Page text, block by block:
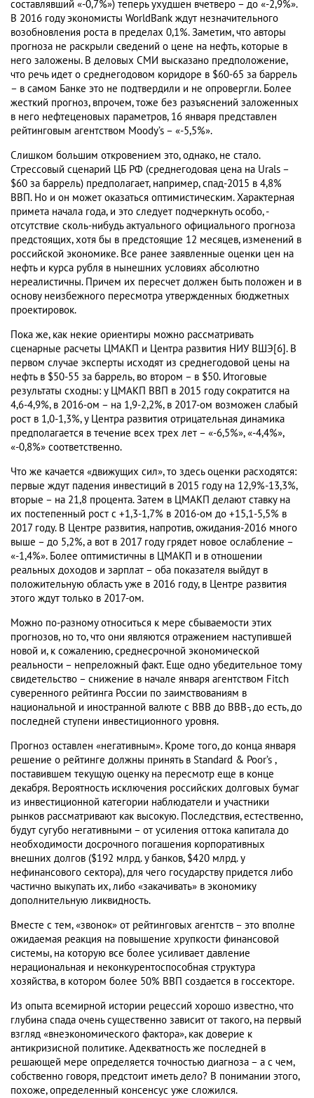
составлявший «-0,7%») теперь ухудшен вчетверо – до «-2,9%».
В 2016 году экономисты WorldBank ждут незначительного
возобновления роста в пределах 0,1%. Заметим, что авторы
прогноза не раскрыли сведений о цене на нефть, которые в
него заложены. В деловых СМИ высказано предположение,
что речь идет о среднегодовом коридоре в $60-65 за баррель
– в самом Банке это не подтвердили и не опровергли. Более
жесткий прогноз, впрочем, тоже без разъяснений заложенных
в него нефтеценовых параметров, 16 января представлен
рейтинговым агентством Moody’s – «-5,5%».
Слишком большим откровением это, однако, не стало.
Стрессовый сценарий ЦБ РФ (среднегодовая цена на Urals –
$60 за баррель) предполагает, например, спад-2015 в 4,8%
ВВП. Но и он может оказаться оптимистическим. Характерная
примета начала года, и это следует подчеркнуть особо, -
отсутствие сколь-нибудь актуального официального прогноза
предстоящих, хотя бы в предстоящие 12 месяцев, изменений в
российской экономике. Все ранее заявленные оценки цен на
нефть и курса рубля в нынешних условиях абсолютно
нереалистичны. Причем их пересчет должен быть положен и в
основу неизбежного пересмотра утвержденных бюджетных
проектировок.
Пока же, как некие ориентиры можно рассматривать
сценарные расчеты ЦМАКП и Центра развития НИУ ВШЭ[6]. В
первом случае эксперты исходят из среднегодовой цены на
нефть в $50-55 за баррель, во втором – в $50. Итоговые
результаты сходны: у ЦМАКП ВВП в 2015 году сократится на
4,6-4,9%, в 2016-ом – на 1,9-2,2%, в 2017-ом возможен слабый
рост в 1,0-1,3%, у Центра развития отрицательная динамика
предполагается в течение всех трех лет – «-6,5%», «-4,4%»,
«-0,8%» соответственно.
Что же качается «движущих сил», то здесь оценки расходятся:
первые ждут падения инвестиций в 2015 году на 12,9%-13,3%,
вторые – на 21,8 процента. Затем в ЦМАКП делают ставку на
их постепенный рост с +1,3-1,7% в 2016-ом до +15,1-5,5% в
2017 году. В Центре развития, напротив, ожидания-2016 много
выше – до 5,2%, а вот в 2017 году грядет новое ослабление –
«-1,4%». Более оптимистичны в ЦМАКП и в отношении
реальных доходов и зарплат – оба показателя выйдут в
положительную область уже в 2016 году, в Центре развития
этого ждут только в 2017-ом.
Можно по-разному относиться к мере сбываемости этих
прогнозов, но то, что они являются отражением наступившей
новой и, к сожалению, среднесрочной экономической
реальности – непреложный факт. Еще одно убедительное тому
свидетельство – снижение в начале января агентством Fitch
суверенного рейтинга России по заимствованиям в
национальной и иностранной валюте с ВВВ до ВВВ-, до есть, до
последней ступени инвестиционного уровня.
Прогноз оставлен «негативным». Кроме того, до конца января
решение о рейтинге должны принять в Standard & Poor’s ,
поставившем текущую оценку на пересмотр еще в конце
декабря. Вероятность исключения российских долговых бумаг
из инвестиционной категории наблюдатели и участники
рынков рассматривают как высокую. Последствия, естественно,
будут сугубо негативными – от усиления оттока капитала до
необходимости досрочного погашения корпоративных
внешних долгов ($192 млрд. у банков, $420 млрд. у
нефинансового сектора), для чего государству придется либо
частично выкупать их, либо «закачивать» в экономику
дополнительную ликвидность.
Вместе с тем, «звонок» от рейтинговых агентств – это вполне
ожидаемая реакция на повышение хрупкости финансовой
системы, на которую все более усиливает давление
нерациональная и неконкурентоспособная структура
хозяйства, в котором более 50% ВВП создается в госсекторе.
Из опыта всемирной истории рецессий хорошо известно, что
глубина спада очень существенно зависит от такого, на первый
взгляд «внеэкономического фактора», как доверие к
антикризисной политике. Адекватность же последней в
решающей мере определяется точностью диагноза – а с чем,
собственно говоря, предстоит иметь дело? В понимании этого,
похоже, определенный консенсус уже сложился.